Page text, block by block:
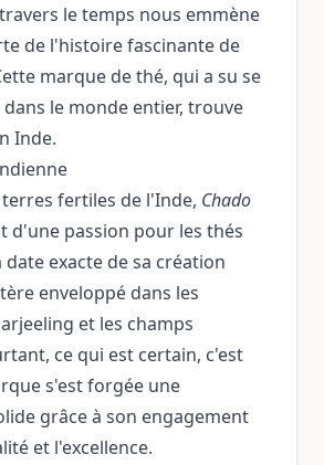
le temps nous emmène
de l'histoire fascinante de
marque de thé, qui a su se
le monde entier, trouve
Inde.
terres fertiles de l'Inde, Chado
d'une passion pour les thés
date exacte de sa création
enveloppé dans les
et les champs
ce qui est certain, c'est
s'est forgée une
grâce à son engagement
et l'excellence.